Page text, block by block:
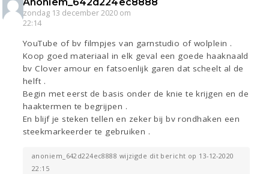
Anoniem_642d224ec8888
zondag 13 december 2020 om
22:14
YouTube of bv filmpjes van garnstudio of wolplein .
Koop goed materiaal in elk geval een goede haaknaald
bv Clover amour en fatsoenlijk garen dat scheelt al de
helft .
Begin met eerst de basis onder de knie te krijgen en de
haaktermen te begrijpen .
En blijf je steken tellen en zeker bij bv rondhaken een
steekmarkeerder te gebruiken .
anoniem_642d224ec8888 wijzigde dit bericht op 13-12-2020
22:15